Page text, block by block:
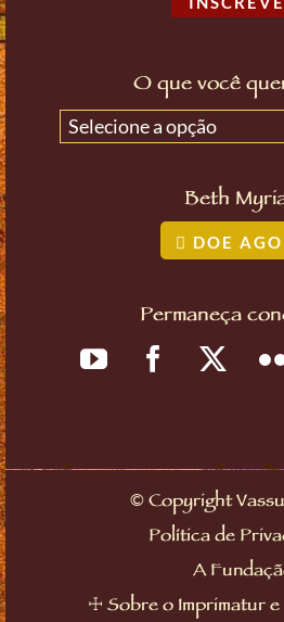
O que você
Selecione a opção
Beth
DOE
Permaneça
©Copyright
Política de
A
☩ Sobre o Imprimatur